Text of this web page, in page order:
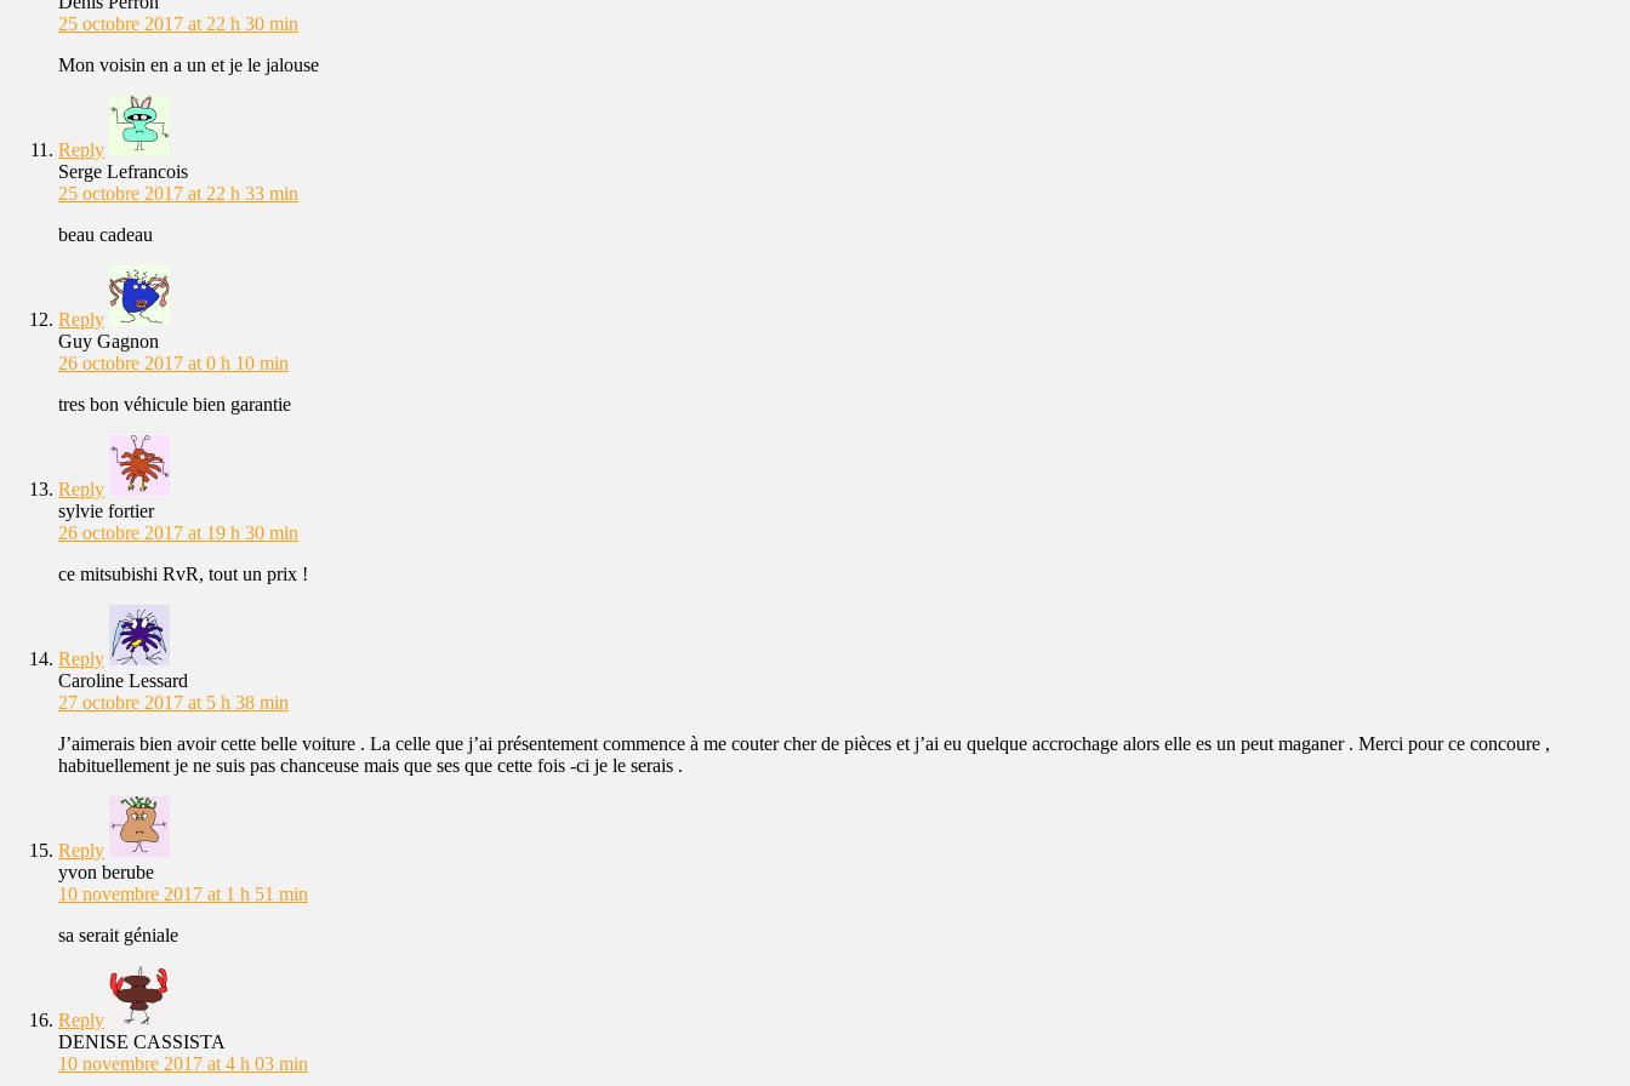
25 octobre 2017 at 22 h 30 min
Mon voisin en a un et je le jalouse
Reply
Serge Lefrancois
25 octobre 2017 at 22 h 33 min
beau cadeau
Reply
Guy Gagnon
26 octobre 2017 at 0 h 10 min
tres bon véhicule bien garantie
Reply
sylvie fortier
26 octobre 2017 at 19 h 30 min
ce mitsubishi RvR, tout un prix !
Reply
Caroline Lessard
27 octobre 2017 at 5 h 38 min
J’aimerais bien avoir cette belle voiture . La celle que j’ai présentement commence à me couter cher de pièces et j’ai eu quelque accrochage alors elle es un peut maganer . Merci pour ce concoure ,
habituellement je ne suis pas chanceuse mais que ses que cette fois -ci je le serais .
Reply
yvon berube
10 novembre 2017 at 1 h 51 min
sa serait géniale
Reply
DENISE CASSISTA
10 novembre 2017 at 4 h 03 min